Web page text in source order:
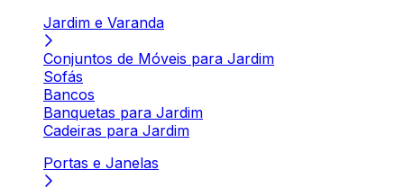
Jardim e Varanda
Conjuntos de Móveis para Jardim
Sofás
Bancos
Banquetas para Jardim
Cadeiras para Jardim
Portas e Janelas